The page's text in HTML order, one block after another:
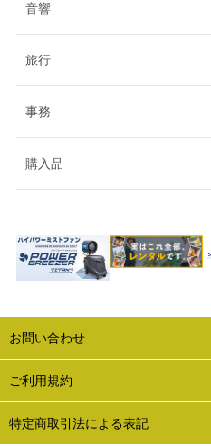
音響
旅行
事務
購入品
お問い合わせ
ご利用規約
特定商取引法による表記